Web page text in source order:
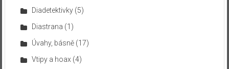
Diadetektivky(5)
Diastrana (1)
Úvahy, básně(17)
Vtipy a hoax (4)